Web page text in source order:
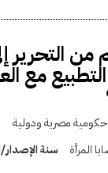
من التحرير
مع
حكومية مصرية ودولية
المرأة سنة